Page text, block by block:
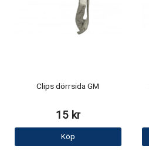
Clips dörrsida GM
15 kr
Köp